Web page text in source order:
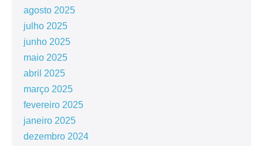
agosto 2025
julho 2025
junho 2025
maio 2025
abril 2025
março 2025
fevereiro 2025
janeiro 2025
dezembro 2024